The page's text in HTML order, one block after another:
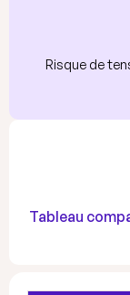
Risque de
Tableau